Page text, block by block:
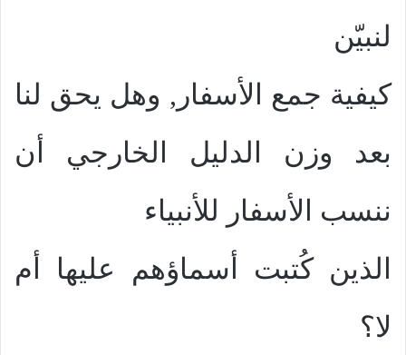
لنبيّن
كيفية جمع الأسفار, وهل يحق لنا
بعد وزن الدليل الخارجي أن
ننسب الأسفار للأنبياء
الذين كُتبت أسماؤهم عليها أم
لا؟